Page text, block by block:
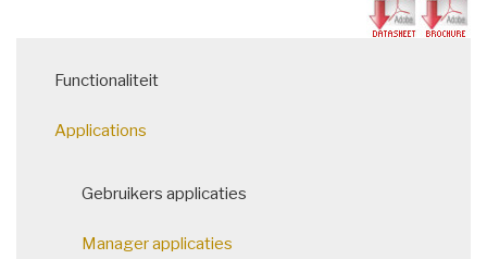
navigation
Functionaliteit
Applications
Gebruikers applicaties
Manager applicaties